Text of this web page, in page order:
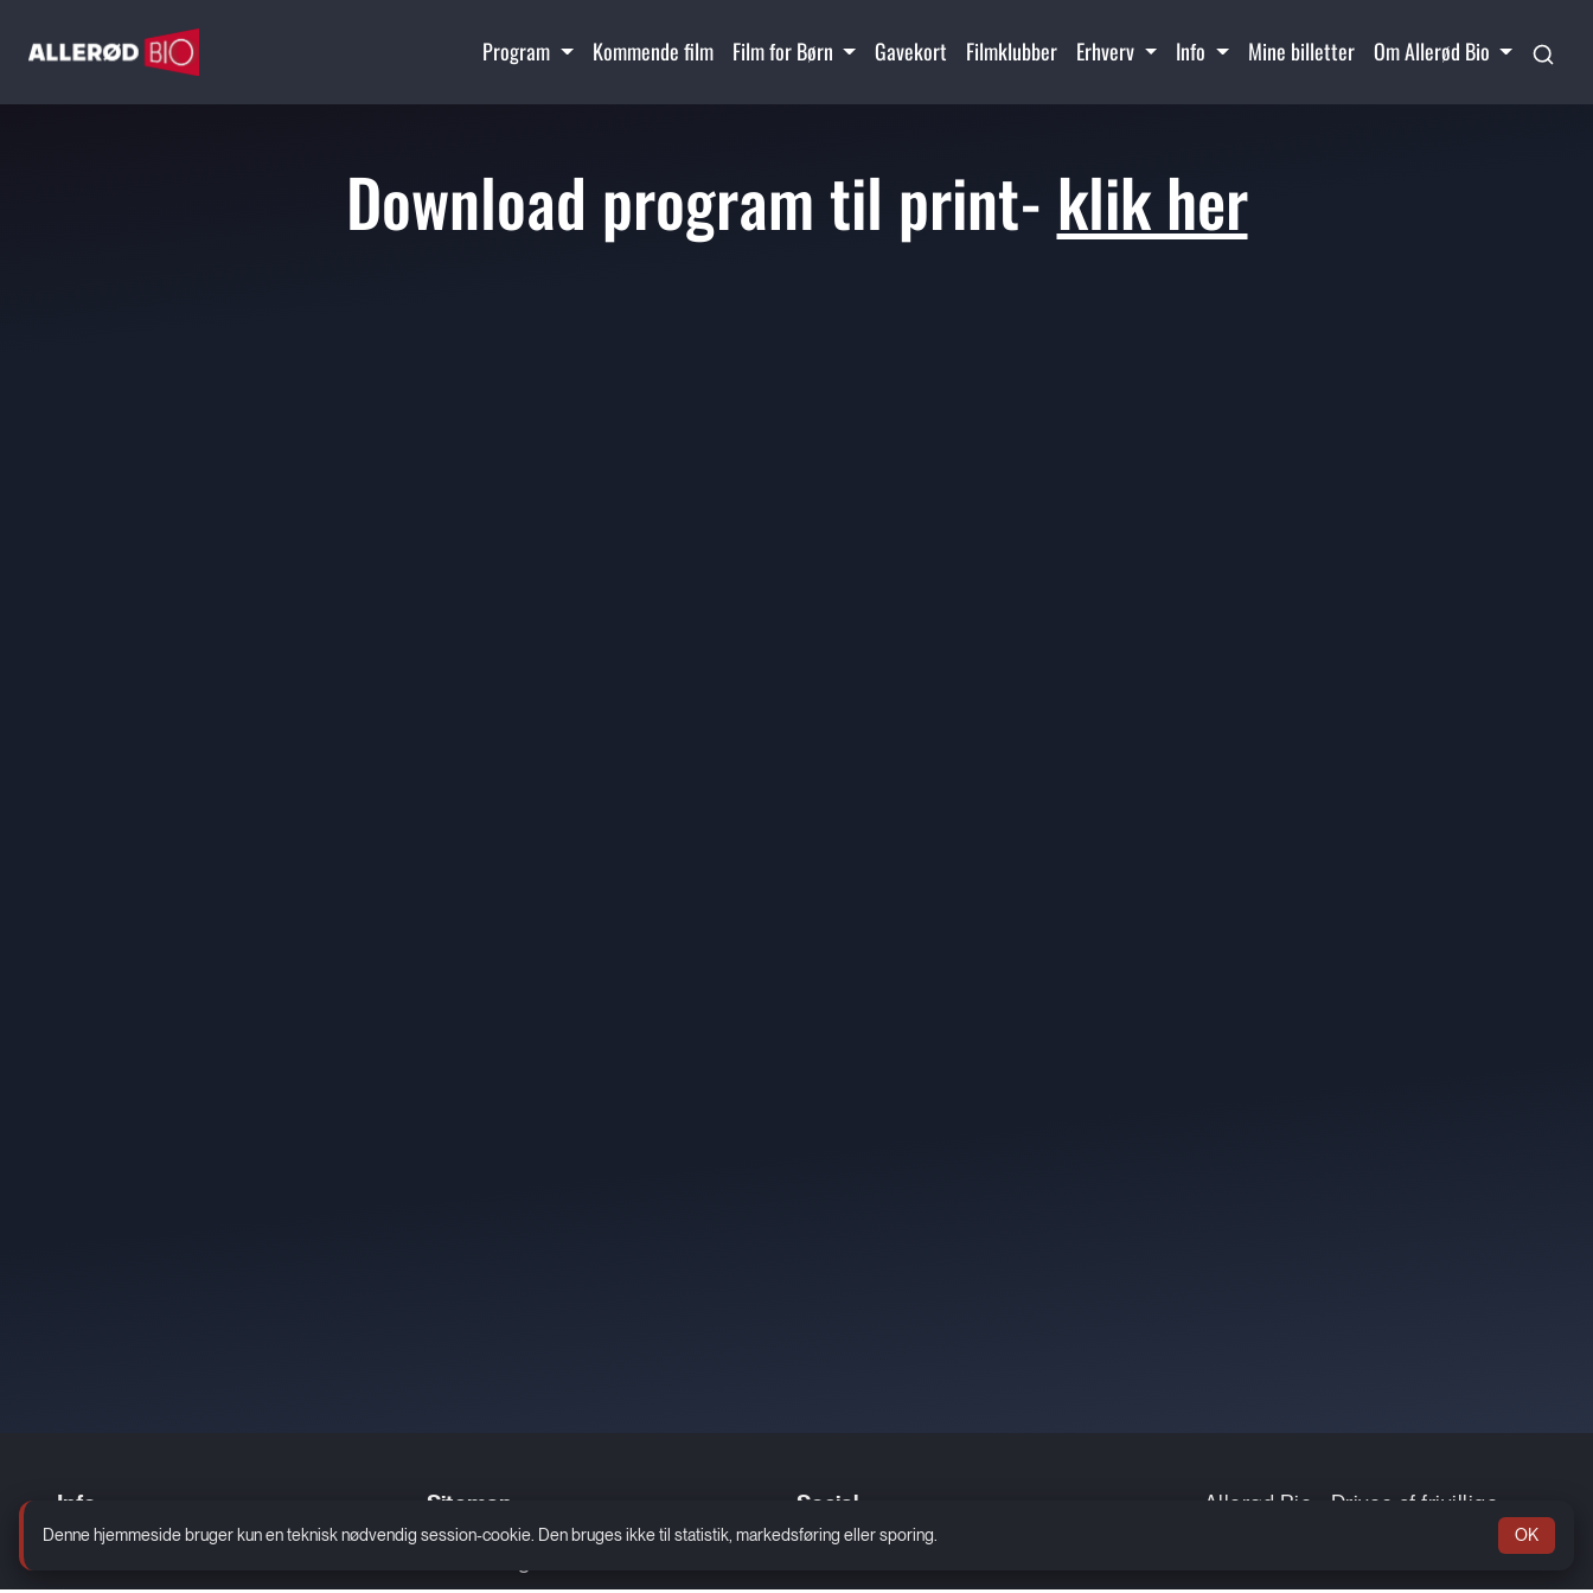
Program Kommende film Film for Børn Gavekort Filmklubber Erhverv Info Mine billetter Om Allerød Bio
Download program til print- klik her
Info Sitemap Social
Allerød Bio - Drives af frivillige
Frederiksborgvej 17, 3450 Allerød
Denne hjemmeside bruger kun en teknisk nødvendig session-cookie. Den bruges ikke til statistik, markedsføring eller sporing. OK